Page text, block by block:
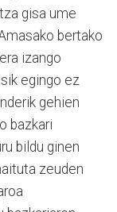
gisa ume
bertako
izango
egingo ez
gehien
bazkari
bildu ginen
zeuden